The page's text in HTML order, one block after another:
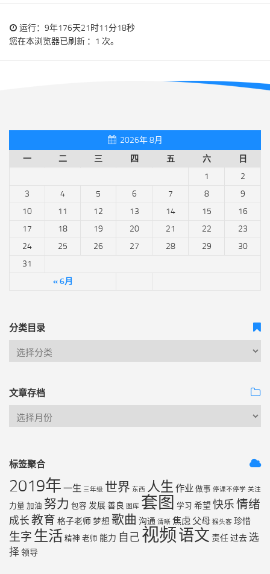
运行：9年176天21时11分18秒
您在本浏览器已刷新 ：1 次。
2026年 8月
一
二 三 四 五 六 日
« 6月
1
2
3
4 5 6 7 8
9
10
11 12 13 14 15
16
17
18 19 20 21 22
23
24
25 26 27 28 29
30
31
分类目录
文章存档
标签聚合
2019年 一生 三年级 世界 东西 人生 作业 做事 停课不停学 关注
力量 加油 努力 包容 发展善良 图库 套图 学习 希望 快乐情绪
成长 教育 格子老师梦想 歌曲 沟通 清晰 焦虑 父母 猴头客 珍惜
生字 生活 精神 老师 能力 自己 视频语文 责任过去 选
择 领导